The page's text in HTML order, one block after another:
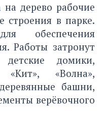
дерево рабочие
строения в парке.
обеспечения
Работы затронут
детские домики,
«Волна»,
башни,
верёвочного